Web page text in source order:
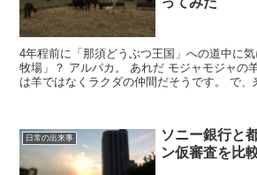
4年程前に「那須どうぶつ王国」への道中に
牧場」？ アルパカ。 あれだ モジャモジャの
は羊ではなくラクダの仲間だそうです。 で
日常の出来事
ソニー銀行と
ン仮審査を比